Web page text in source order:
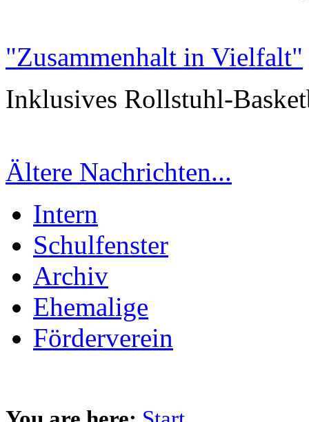
"Zusammenhalt in Vielfalt"
Inklusives Rollstuhl-
Ältere Nachrichten...
Intern
Schulfenster
Archiv
Ehemalige
Förderverein